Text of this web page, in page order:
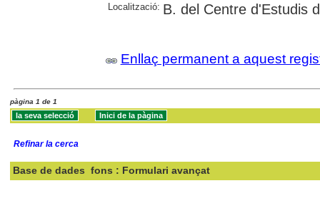
Localització: B. del Centre d'Estudis
Enllaç permanent a aquest
pàgina 1 de 1
Refinar la cerca
Base de dades fons : Formulari avançat